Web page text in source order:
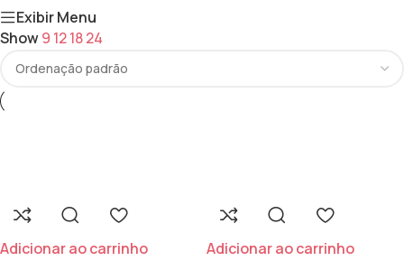
Exibir Menu
Show9 121824
Adicionar ao carrinho Adicionar ao carrinho